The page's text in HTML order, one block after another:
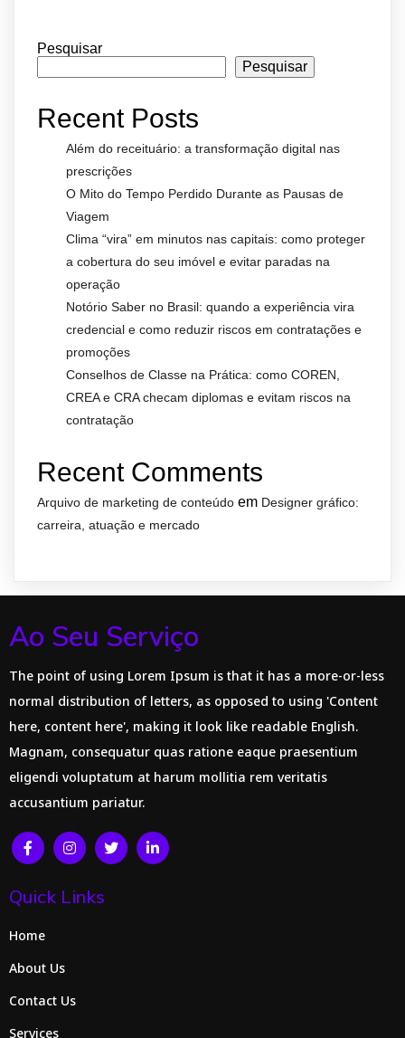
Pesquisar
Pesquisar
Recent Posts
Além do receituário: a transformação digital nas
prescrições
O Mito do Tempo Perdido Durante as Pausas de
Viagem
Clima “vira” em minutos nas capitais: como proteger
a cobertura do seu imóvel e evitar paradas na
operação
Notório Saber no Brasil: quando a experiência vira
credencial e como reduzir riscos em contratações e
promoções
Conselhos de Classe na Prática: como COREN,
CREA e CRA checam diplomas e evitam riscos na
contratação
Recent Comments
Arquivo de marketing de conteúdo em Designer gráfico:
carreira, atuação e mercado
Ao Seu Serviço
The point of using Lorem Ipsum is that it has a more-or-less
normal distribution of letters, as opposed to using 'Content
here, content here', making it look like readable English.
Magnam, consequatur quas ratione eaque praesentium
eligendi voluptatum at harum mollitia rem veritatis
accusantium pariatur.
Quick Links
Home
About Us
Contact Us
Services